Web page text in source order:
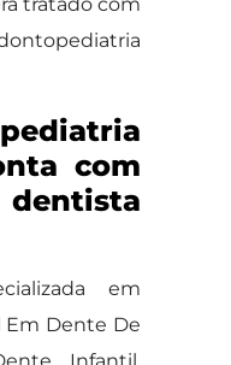
com
dentista
em
Em Dente De